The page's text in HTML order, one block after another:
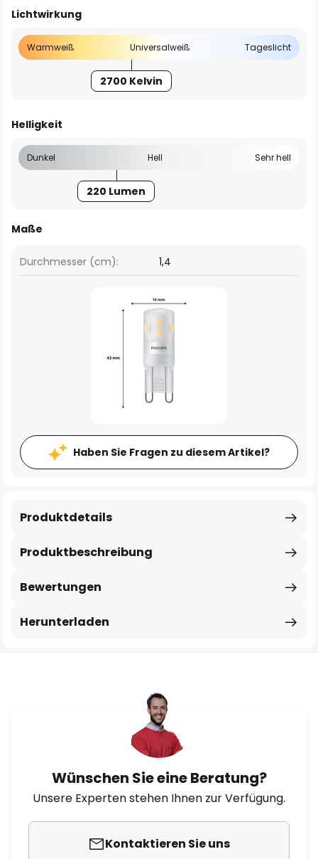
Lichtwirkung
Warmweiß Universalweiß Tageslicht
2700 Kelvin
Helligkeit
Dunkel Hell Sehr hell
220 Lumen
Maße
Durchmesser (cm): 1,4
Haben Sie Fragen zu diesem Artikel?
Produktbeschreibung
Produktdetails
Bewertungen
Herunterladen
Wünschen Sie eine Beratung?
Unsere Experten stehen Ihnen zur Verfügung.
Kontaktieren Sie uns